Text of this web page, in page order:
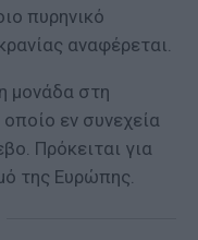
πυρηνικό
αναφέρεται.
μονάδα στη
εν συνεχεία
Πρόκειται για
της Ευρώπης.